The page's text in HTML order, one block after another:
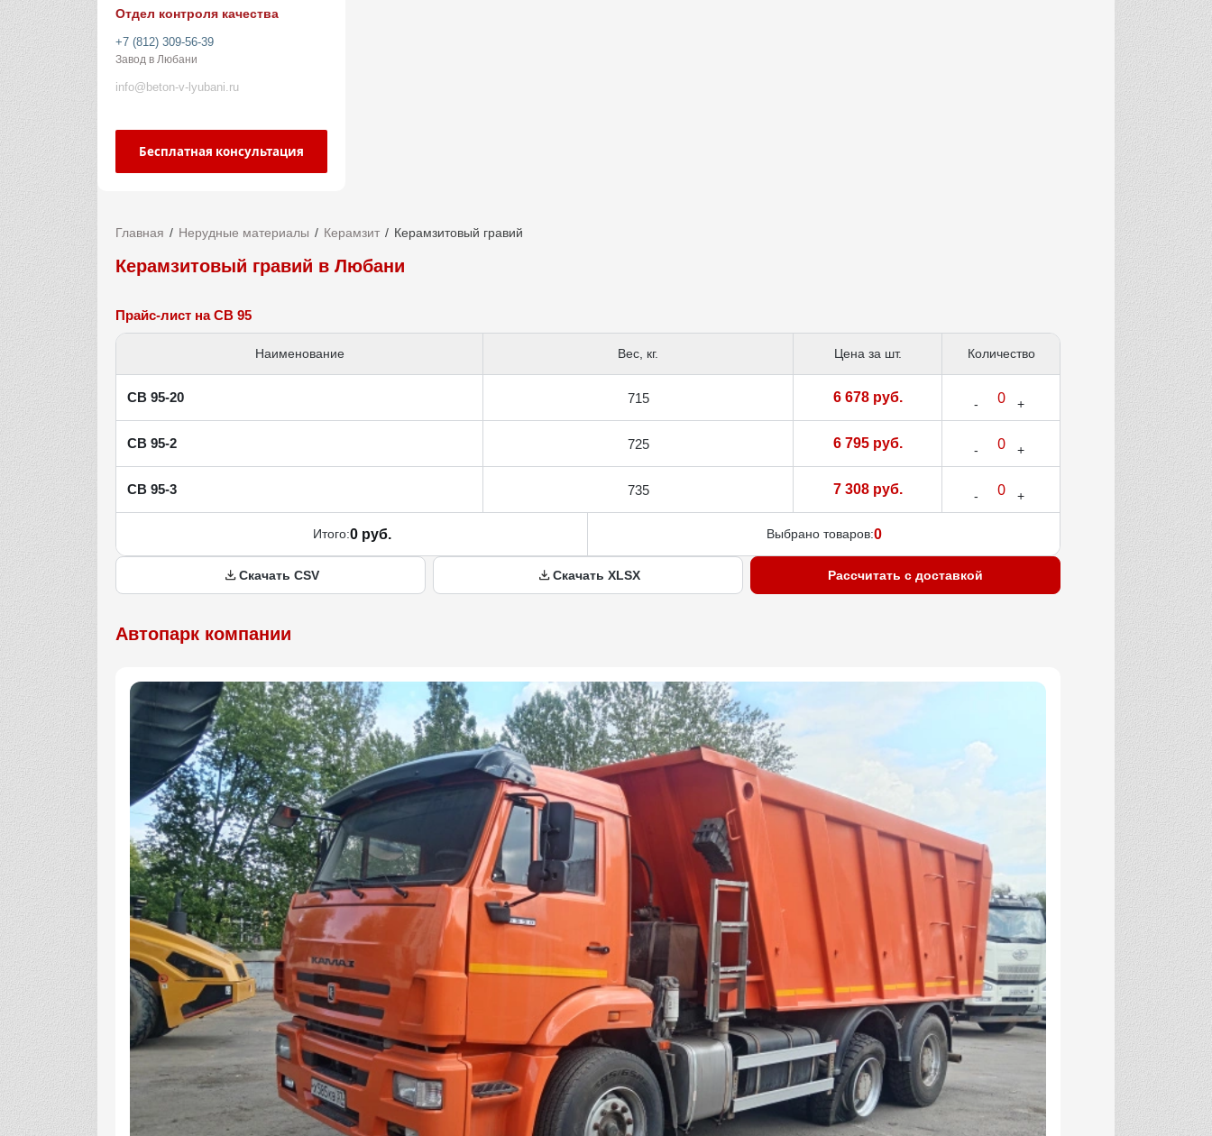
Отдел контроля качества
+7 (812) 309-56-39
Завод в Любани
info@beton-v-lyubani.ru
Бесплатная консультация
Главная Нерудные материалы Керамзит Керамзитовый гравий
Керамзитовый гравий в Любани
Прайс-лист на СВ 95
Наименование Вес, кг. Цена за шт. Количество
СВ 95-20 715 6 678 руб.
СВ 95-2 725 6 795 руб.
СВ 95-3 735 7 308 руб.
Итого:0 руб. Выбрано товаров:0
Скачать CSV Скачать XLSX Рассчитать с доставкой
Автопарк компании